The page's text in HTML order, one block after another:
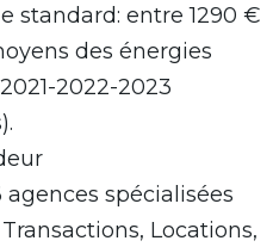
standard: entre 1290 €
des énergies
2022-2023
spécialisées
Locations,